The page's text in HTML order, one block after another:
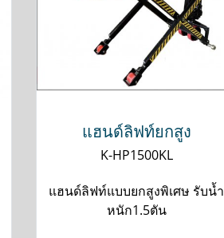
แฮนด์ลิฟท์ยกสูง
K-HP1500KL
แฮนด์ลิฟท์แบบยกสูงพิเศษ รับน้ำ
หนัก1.5ตัน